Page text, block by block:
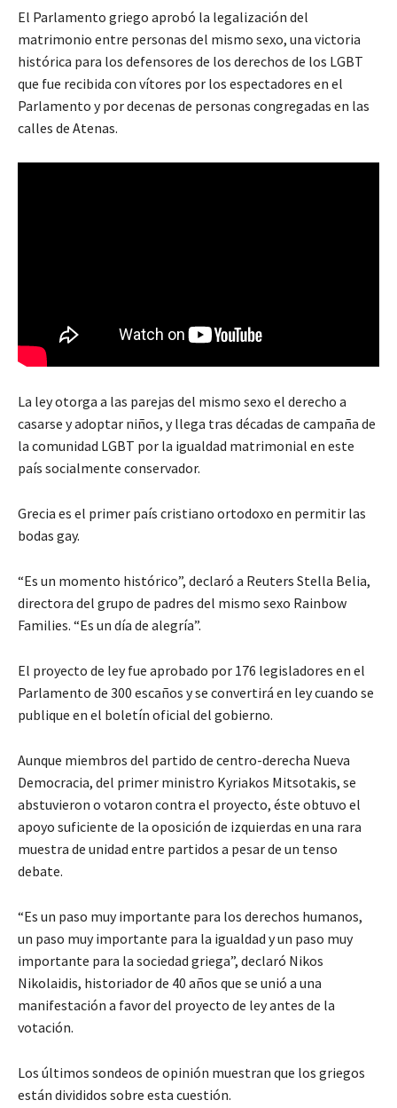
El Parlamento griego aprobó la legalización del
matrimonio entre personas del mismo sexo, una victoria
histórica para los defensores de los derechos de los LGBT
que fue recibida con vítores por los espectadores en el
Parlamento y por decenas de personas congregadas en las
calles de Atenas.
La ley otorga a las parejas del mismo sexo el derecho a
casarse y adoptar niños, y llega tras décadas de campaña de
la comunidad LGBT por la igualdad matrimonial en este
país socialmente conservador.
Grecia es el primer país cristiano ortodoxo en permitir las
bodas gay.
“Es un momento histórico”, declaró a Reuters Stella Belia,
directora del grupo de padres del mismo sexo Rainbow
Families. “Es un día de alegría”.
El proyecto de ley fue aprobado por 176 legisladores en el
Parlamento de 300 escaños y se convertirá en ley cuando se
publique en el boletín oficial del gobierno.
Aunque miembros del partido de centro-derecha Nueva
Democracia, del primer ministro Kyriakos Mitsotakis, se
abstuvieron o votaron contra el proyecto, éste obtuvo el
apoyo suficiente de la oposición de izquierdas en una rara
muestra de unidad entre partidos a pesar de un tenso
debate.
“Es un paso muy importante para los derechos humanos,
un paso muy importante para la igualdad y un paso muy
importante para la sociedad griega”, declaró Nikos
Nikolaidis, historiador de 40 años que se unió a una
manifestación a favor del proyecto de ley antes de la
votación.
Los últimos sondeos de opinión muestran que los griegos
están divididos sobre esta cuestión.